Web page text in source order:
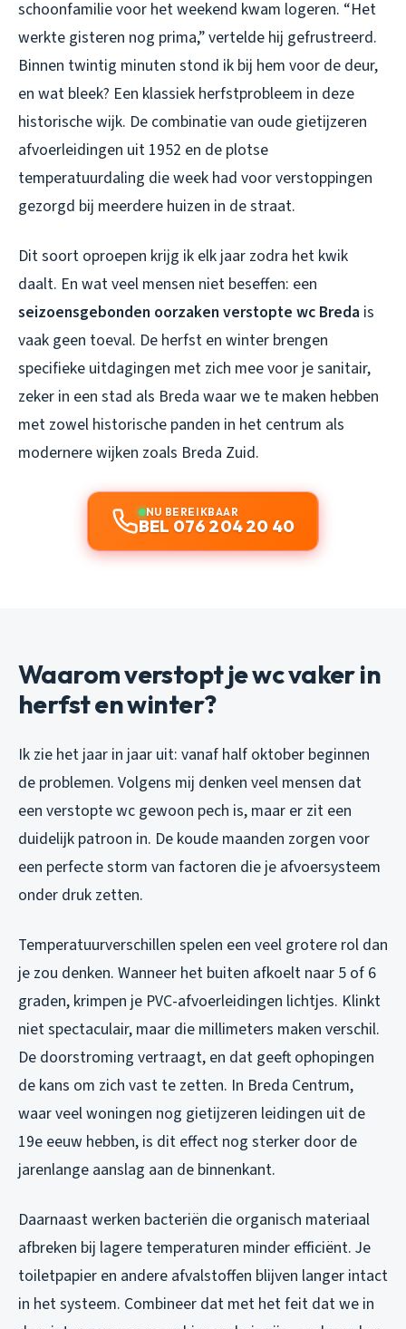
schoonfamilie voor het weekend kwam logeren. “Het
werkte gisteren nog prima,” vertelde hij gefrustreerd.
Binnen twintig minuten stond ik bij hem voor de deur,
en wat bleek? Een klassiek herfstprobleem in deze
historische wijk. De combinatie van oude gietijzeren
afvoerleidingen uit 1952 en de plotse
temperatuurdaling die week had voor verstoppingen
gezorgd bij meerdere huizen in de straat.
Dit soort oproepen krijg ik elk jaar zodra het kwik
daalt. En wat veel mensen niet beseffen: een
seizoensgebonden oorzaken verstopte wc Breda is
vaak geen toeval. De herfst en winter brengen
specifieke uitdagingen met zich mee voor je sanitair,
zeker in een stad als Breda waar we te maken hebben
met zowel historische panden in het centrum als
modernere wijken zoals Breda Zuid.
NU BEREIKBAAR
BEL 076 204 20 40
Waarom verstopt je wc vaker in
herfst en winter?
Ik zie het jaar in jaar uit: vanaf half oktober beginnen
de problemen. Volgens mij denken veel mensen dat
een verstopte wc gewoon pech is, maar er zit een
duidelijk patroon in. De koude maanden zorgen voor
een perfecte storm van factoren die je afvoersysteem
onder druk zetten.
Temperatuurverschillen spelen een veel grotere rol dan
je zou denken. Wanneer het buiten afkoelt naar 5 of 6
graden, krimpen je PVC-afvoerleidingen lichtjes. Klinkt
niet spectaculair, maar die millimeters maken verschil.
De doorstroming vertraagt, en dat geeft ophopingen
de kans om zich vast te zetten. In Breda Centrum,
waar veel woningen nog gietijzeren leidingen uit de
19e eeuw hebben, is dit effect nog sterker door de
jarenlange aanslag aan de binnenkant.
Daarnaast werken bacteriën die organisch materiaal
afbreken bij lagere temperaturen minder efficiënt. Je
toiletpapier en andere afvalstoffen blijven langer intact
in het systeem. Combineer dat met het feit dat we in